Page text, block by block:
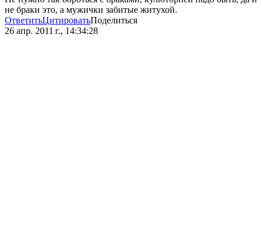
не браки это, а мужички забитые житухой.
ОтветитьЦитироватьПоделиться
26 апр. 2011 г., 14:34:28